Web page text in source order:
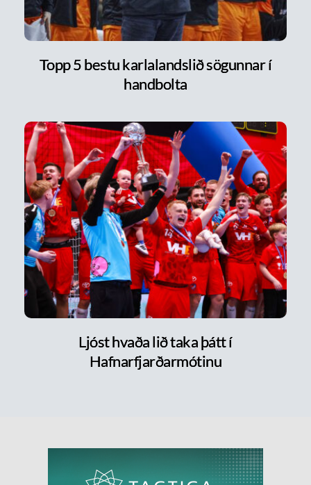
Topp 5 bestu karlalandslið sögunnar í
handbolta
Ljóst hvaða lið taka þátt í
Hafnarfjarðarmótinu